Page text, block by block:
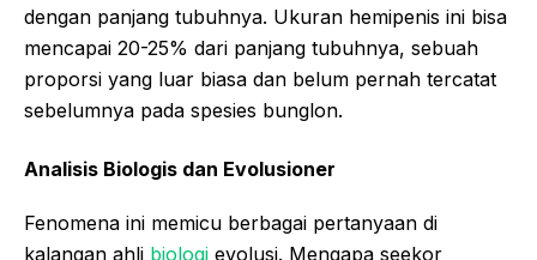
dengan panjang tubuhnya. Ukuran hemipenis ini bisa
mencapai 20-25% dari panjang tubuhnya, sebuah
proporsi yang luar biasa dan belum pernah tercatat
sebelumnya pada spesies bunglon.
Analisis Biologis dan Evolusioner
Fenomena ini memicu berbagai pertanyaan di
kalangan ahli biologi evolusi. Mengapa seekor